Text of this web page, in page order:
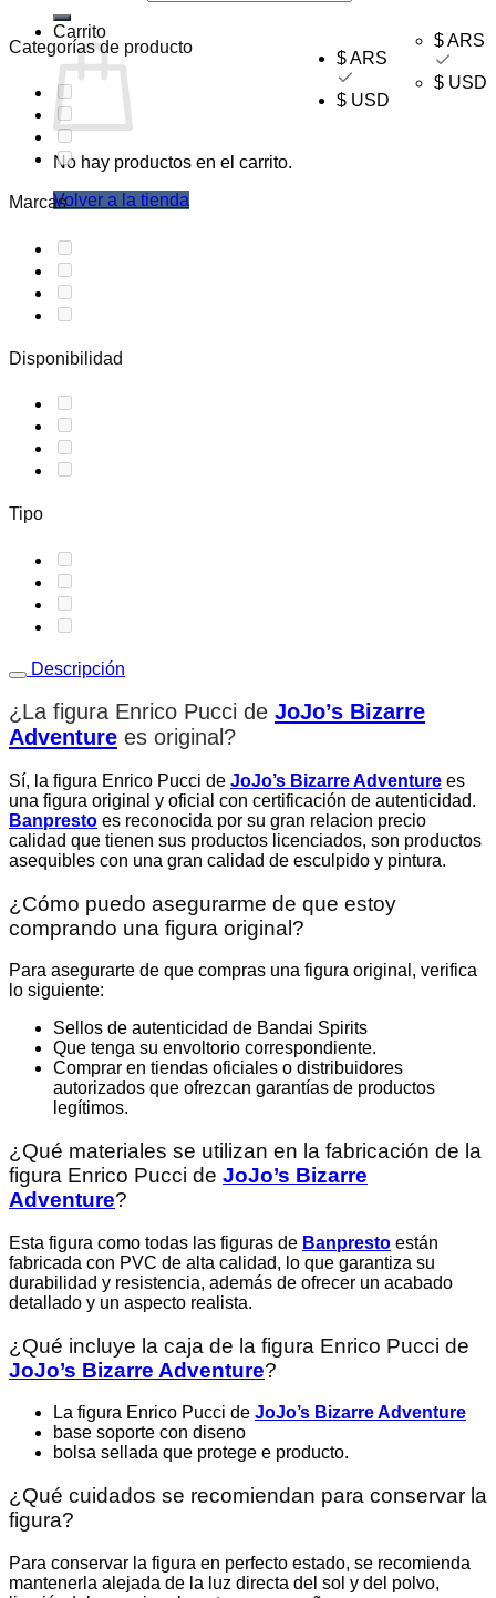
$ ARS
$ USD
Carrito
No hay productos en el carrito.
Volver a la tienda
$ ARS
$ USD
Categorías de producto
Marcas
Disponibilidad
Tipo
Descripción
¿La figura Enrico Pucci de JoJo’s Bizarre
Adventure es original ?
Sí, la figura Enrico Pucci de JoJo’s Bizarre Adventure es
una figura original y oficial con certificación de autenticidad.
Banpresto es reconocida por su gran relacion precio
calidad que tienen sus productos licenciados, son productos
asequibles con una gran calidad de esculpido y pintura.
¿Cómo puedo asegurarme de que estoy
comprando una figura original?
Para asegurarte de que compras una figura original, verifica
lo siguiente:
Sellos de autenticidad de Bandai Spirits
Que tenga su envoltorio correspondiente.
Comprar en tiendas oficiales o distribuidores
autorizados que ofrezcan garantías de productos
legítimos.
¿Qué materiales se utilizan en la fabricación de la
figura Enrico Pucci de JoJo’s Bizarre
Adventure?
Esta figura como todas las figuras de Banpresto están
fabricada con PVC de alta calidad, lo que garantiza su
durabilidad y resistencia, además de ofrecer un acabado
detallado y un aspecto realista.
¿Qué incluye la caja de la figura Enrico Pucci de
JoJo’s Bizarre Adventure?
La figura Enrico Pucci de JoJo’s Bizarre Adventure
base soporte con diseno
bolsa sellada que protege e producto.
¿Qué cuidados se recomiendan para conservar la
figura?
Para conservar la figura en perfecto estado, se recomienda
mantenerla alejada de la luz directa del sol y del polvo,